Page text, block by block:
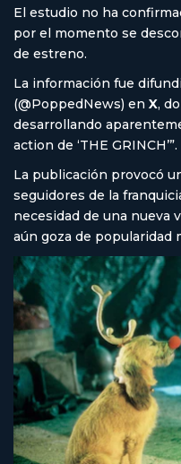
El estudio no ha
por el momento se
de estreno.
La información fue
(@PoppedNews) en X,
desarrollando
action de ‘THE GRINCH’”.
La publicación provocó
seguidores de la
necesidad de una nueva
aún goza de popularidad